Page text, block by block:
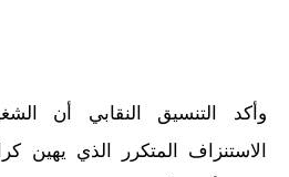
وأكد التنسيق النقابي أن
الاستنزاف المتكرر الذي يهين